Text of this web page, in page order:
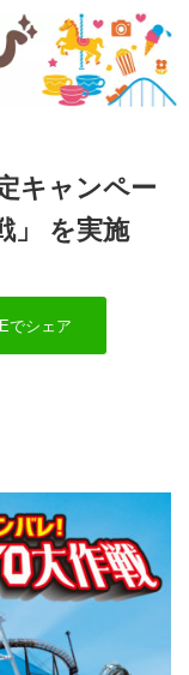
キャンペー
」 を実施
でシェア